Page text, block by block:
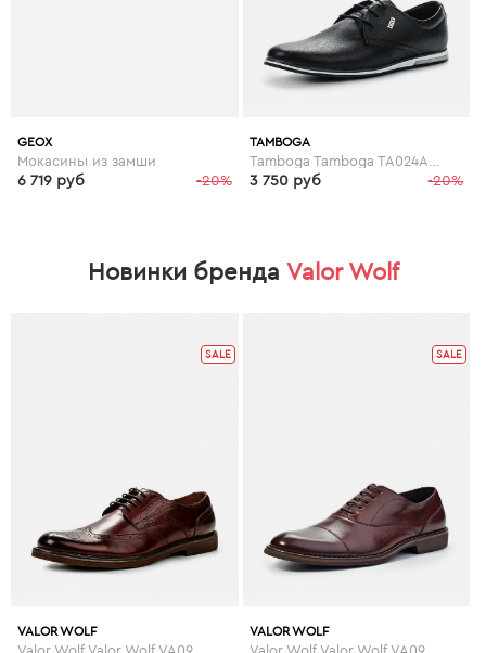
GEOX
Мокасины из замши
-20%
6 719 руб
TAMBOGA
-20%
3 750 руб
Новинки бренда Valor Wolf
SALE
VALOR WOLF
SALE
VALOR WOLF
Valor Wolf Valor Wolf VA090AMJB602